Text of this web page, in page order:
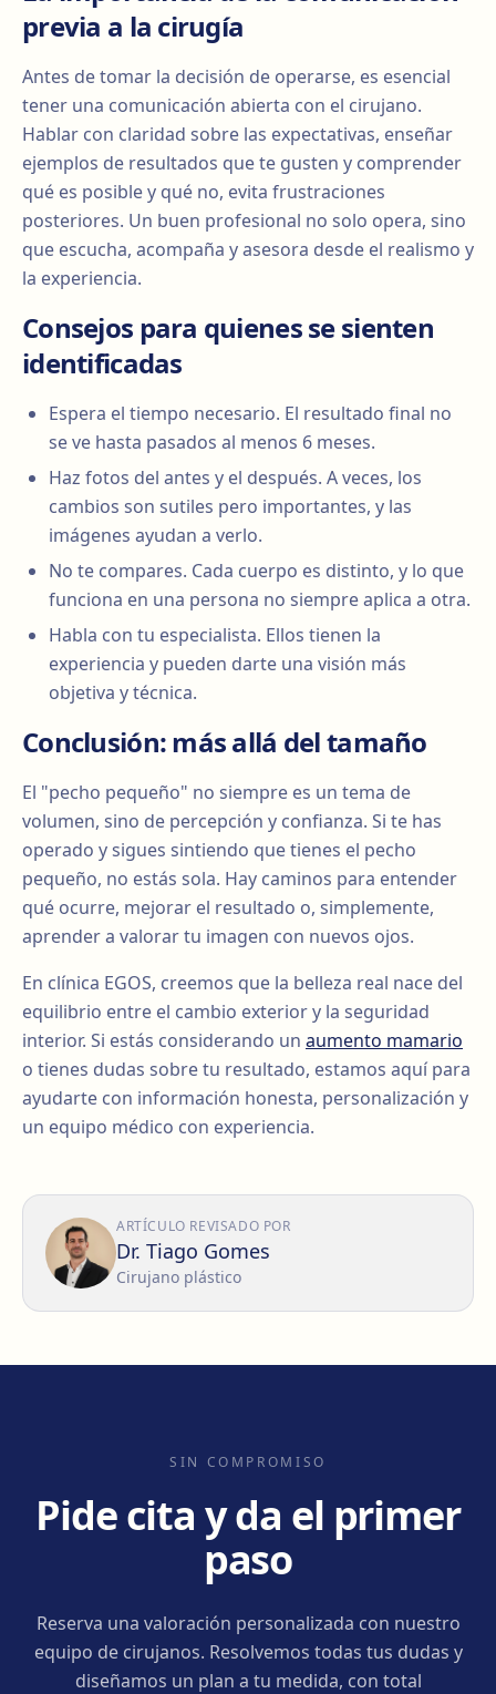
previa a la cirugía
Antes de tomar la decisión de operarse, es esencial
tener una comunicación abierta con el cirujano.
Hablar con claridad sobre las expectativas, enseñar
ejemplos de resultados que te gusten y comprender
qué es posible y qué no, evita frustraciones
posteriores. Un buen profesional no solo opera, sino
que escucha, acompaña y asesora desde el realismo y
la experiencia.
Consejos para quienes se sienten
identificadas
Espera el tiempo necesario. El resultado final no
se ve hasta pasados al menos 6 meses.
Haz fotos del antes y el después. A veces, los
cambios son sutiles pero importantes, y las
imágenes ayudan a verlo.
No te compares. Cada cuerpo es distinto, y lo que
funciona en una persona no siempre aplica a otra.
Habla con tu especialista. Ellos tienen la
experiencia y pueden darte una visión más
objetiva y técnica.
Conclusión: más allá del tamaño
El "pecho pequeño" no siempre es un tema de
volumen, sino de percepción y confianza. Si te has
operado y sigues sintiendo que tienes el pecho
pequeño, no estás sola. Hay caminos para entender
qué ocurre, mejorar el resultado o, simplemente,
aprender a valorar tu imagen con nuevos ojos.
En clínica EGOS, creemos que la belleza real nace del
equilibrio entre el cambio exterior y la seguridad
interior. Si estás considerando un aumento mamario
o tienes dudas sobre tu resultado, estamos aquí para
ayudarte con información honesta, personalización y
un equipo médico con experiencia.
ARTÍCULO REVISADO POR
Dr. Tiago Gomes
Cirujano plástico
SIN COMPROMISO
Pide cita y da el primer
paso
Reserva una valoración personalizada con nuestro
equipo de cirujanos. Resolvemos todas tus dudas y
diseñamos un plan a tu medida, con total